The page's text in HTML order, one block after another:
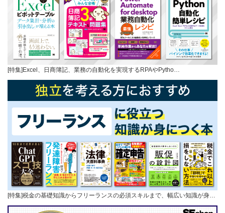
[特集]Excel、日商簿記、業務の自動化を実現するRPAやPytho…
[特集]税金の基礎知識からフリーランスの必須スキルまで、幅広い知識が身…